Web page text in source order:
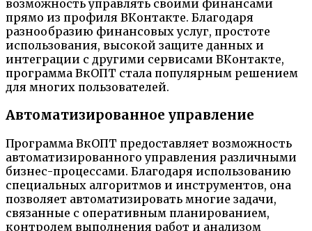
возможность управлять своими финансами
прямо из профиля ВКонтакте. Благодаря
разнообразию финансовых услуг, простоте
использования, высокой защите данных и
интеграции с другими сервисами ВКонтакте,
программа ВкОПТ стала популярным решением
для многих пользователей.
Автоматизированное управление
Программа ВкОПТ предоставляет возможность
автоматизированного управления различными
бизнес-процессами. Благодаря использованию
специальных алгоритмов и инструментов, она
позволяет автоматизировать многие задачи,
связанные с оперативным планированием,
контролем выполнения работ и анализом